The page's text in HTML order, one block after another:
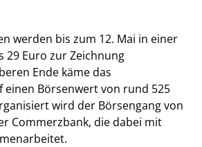
werden bis zum 12. Mai in einer
29 Euro zur Zeichnung
Ende käme das
einen Börsenwert von rund 525
wird der Börsengang von
Commerzbank, die dabei mit